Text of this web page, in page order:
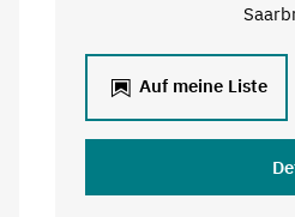
Auf meine Liste